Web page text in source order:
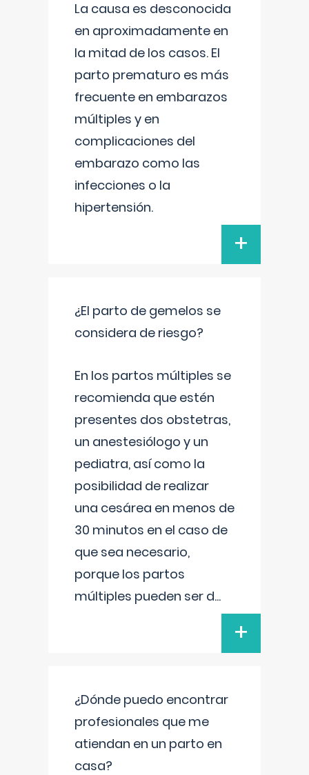
La causa es desconocida
en aproximadamente en
la mitad de los casos. El
parto prematuro es más
frecuente en embarazos
múltiples y en
complicaciones del
embarazo como las
infecciones o la
hipertensión.
+
¿El parto de gemelos se
considera de riesgo?
En los partos múltiples se
recomienda que estén
presentes dos obstetras,
un anestesiólogo y un
pediatra, así como la
posibilidad de realizar
una cesárea en menos de
30 minutos en el caso de
que sea necesario,
porque los partos
múltiples pueden ser d...
+
¿Dónde puedo encontrar
profesionales que me
atiendan en un parto en
casa?